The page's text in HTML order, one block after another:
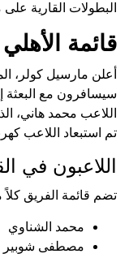
البطولات القارية
قائمة الأهلي
أعلن مارسيل كولر،
سيسافرون مع البعثة
اللاعب محمد هاني،
تم استبعاد اللاعب
اللاعبون في
تضم قائمة الفريق
محمد الشناوي
مصطفى شوبير